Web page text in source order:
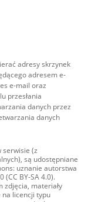
adresy skrzynek
adresem e-
e-mail oraz
przesłania
danych przez
danych
serwisie (z
są udostępniane
uznanie autorstwa
(CC BY-SA 4.0).
zdjęcia, materiały
na licencji typu